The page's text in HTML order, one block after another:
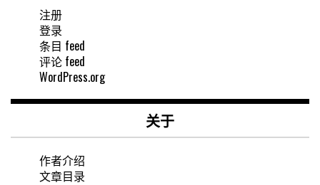
注册
登录
条目 feed
评论 feed
WordPress.org
关于
作者介绍
文章目录